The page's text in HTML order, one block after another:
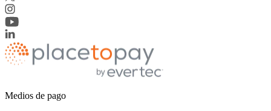
Medios de pago